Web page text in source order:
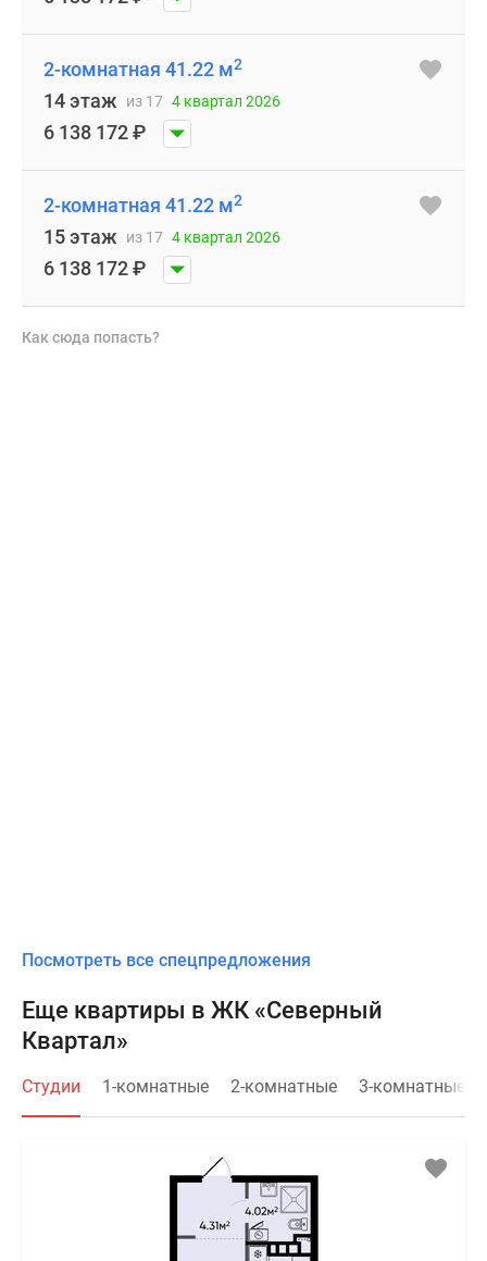
2-комнатная 41.22 м2
14 этаж из 17 4 квартал 2026
6 138 172₽
2-комнатная 41.22 м2
15 этаж из 17 4 квартал 2026
6 138 172₽
Как сюда попасть?
Посмотреть все спецпредложения
Еще квартиры в ЖК «Северный
Квартал»
Студии 1-комнатные 2-комнатные 3-комнатные